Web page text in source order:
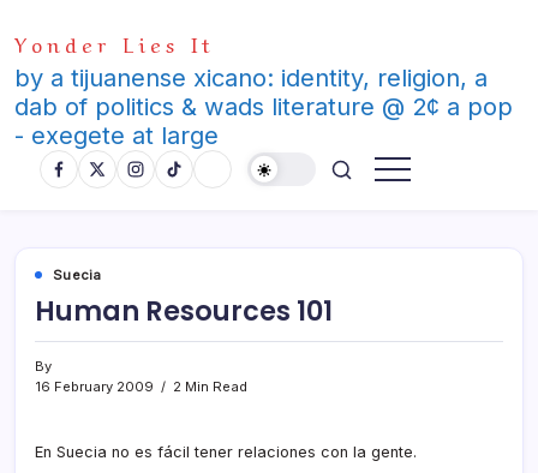
to
content
Yonder Lies It
by a tijuanense xicano: identity, religion, a
dab of politics & wads literature @ 2¢ a pop
- exegete at large
Suecia
Human Resources 101
By
16 February 2009
2 Min Read
En Suecia no es fácil tener relaciones con la gente.